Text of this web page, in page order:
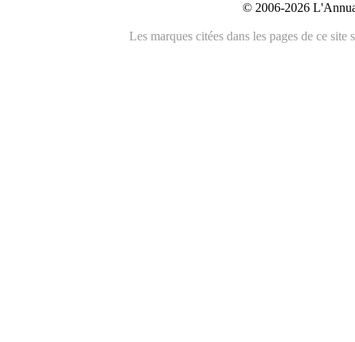
© 2006-2026
Les marques citées dans les pages de ce